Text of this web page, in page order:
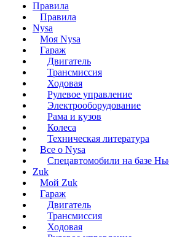
Правила
Правила
Nysa
Моя Nysa
Гараж
Двигатель
Трансмиссия
Ходовая
Рулевое управление
Электрооборудование
Рама и кузов
Колеса
Техническая литература
Все о Nysa
Спецавтомобили на базе
Zuk
Мой Zuk
Гараж
Двигатель
Трансмиссия
Ходовая